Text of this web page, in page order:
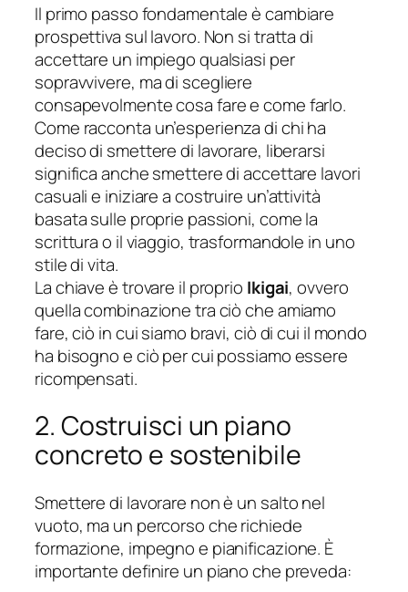
Il primo passo fondamentale è cambiare
prospettiva sul lavoro. Non si tratta di
accettare un impiego qualsiasi per
sopravvivere, ma di scegliere
consapevolmentecosa fare e come farlo.
Come racconta un’esperienza di chi ha
deciso di smettere di lavorare, liberarsi
significa anche smettere di accettare lavori
casuali e iniziare a costruire un’attività
basata sulle proprie passioni, come la
scrittura o il viaggio, trasformandole in uno
stile di vita.
La chiave è trovare il proprio Ikigai, ovvero
quella combinazione tra ciò che amiamo
fare, ciò in cui siamo bravi, ciò di cui il mondo
ha bisogno e ciò per cui possiamo essere
ricompensati.
2. Costruisci un piano
concreto e sostenibile
Smettere di lavorare non è un salto nel
vuoto, ma un percorso che richiede
formazione, impegno e pianificazione. È
importante definire un piano che preveda: